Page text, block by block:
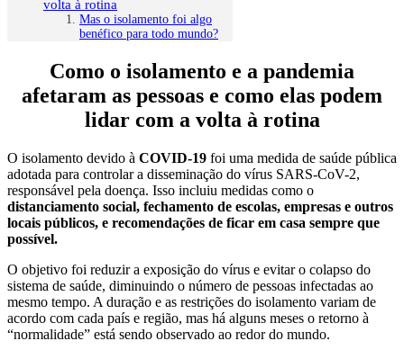
volta à rotina
Mas o isolamento foi algo
benéfico para todo mundo?
Como o isolamento e a pandemia
afetaram as pessoas e como elas podem
lidar com a volta à rotina
O isolamento devido à COVID-19 foi uma medida de saúde pública
adotada para controlar a disseminação do vírus SARS-CoV-2,
responsável pela doença. Isso incluiu medidas como o
distanciamento social, fechamento de escolas, empresas e outros
locais públicos, e recomendações de ficar em casa sempre que
possível.
O objetivo foi reduzir a exposição do vírus e evitar o colapso do
sistema de saúde, diminuindo o número de pessoas infectadas ao
mesmo tempo. A duração e as restrições do isolamento variam de
acordo com cada país e região, mas há alguns meses o retorno à
“normalidade” está sendo observado ao redor do mundo.